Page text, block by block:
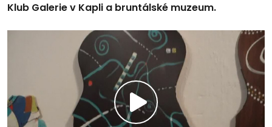
Klub Galerie v Kapli a bruntálské muzeum.
Přehrát